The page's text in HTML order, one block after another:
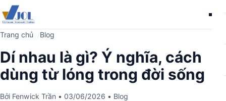
Trang chủ Blog
Dí nhau là gì? Ý nghĩa, cách
dùng từ lóng trong đời sống
Bởi Fenwick Trần • 03/06/2026 • Blog